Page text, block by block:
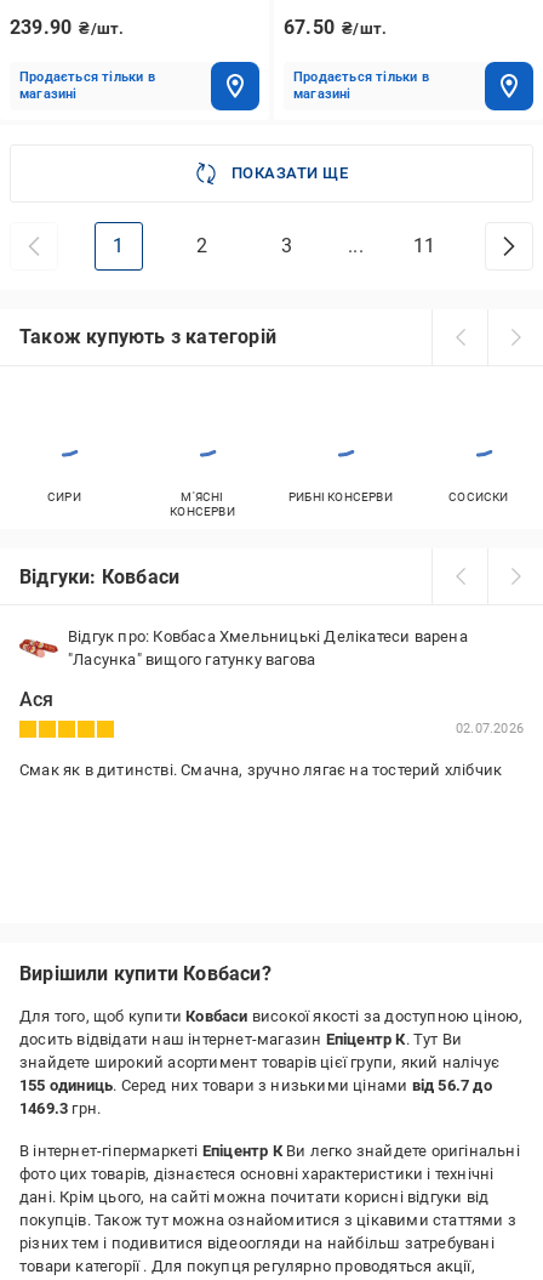
239.90 ₴/шт.
Продається тільки в
магазині
67.50 ₴/шт.
Продається тільки в
магазині
ПОКАЗАТИ ЩЕ
1 2 3 ... 11
Також купують з категорій
СИРИ
М'ЯСНІ
КОНСЕРВИ
РИБНІ КОНСЕРВИ СОСИСКИ
Відгуки: Ковбаси
Відгук про: Ковбаса Хмельницькі Делікатеси варена
"Ласунка" вищого гатунку вагова
Ася
02.07.2026
Смак як в дитинстві. Смачна, зручно лягає на тостерий хлібчик
Вирішили купити Ковбаси?
Для того, щоб купитиКовбаси високої якості за доступною ціною,
досить відвідати наш інтернет-магазин Епіцентр К. Тут Ви
знайдете широкий асортимент товарів цієї групи, який налічує
155 одиниць. Серед них товари з низькими цінами від 56.7 до
1469.3 грн.
В інтернет-гіпермаркеті Епіцентр КВи легко знайдете оригінальні
фото цих товарів, дізнаєтеся основні характеристики і технічні
дані. Крім цього, на сайті можна почитати корисні відгуки від
покупців. Також тут можна ознайомитися з цікавими статтями з
різних тем і подивитися відеоогляди на найбільш затребувані
товари категорії . Для покупця регулярно проводяться акції,